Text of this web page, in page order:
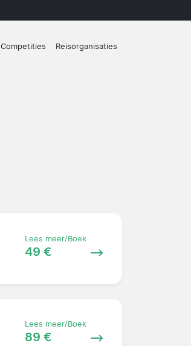
Competities Reisorganisaties
Lees meer/Boek
49 €
Lees meer/Boek
89 €